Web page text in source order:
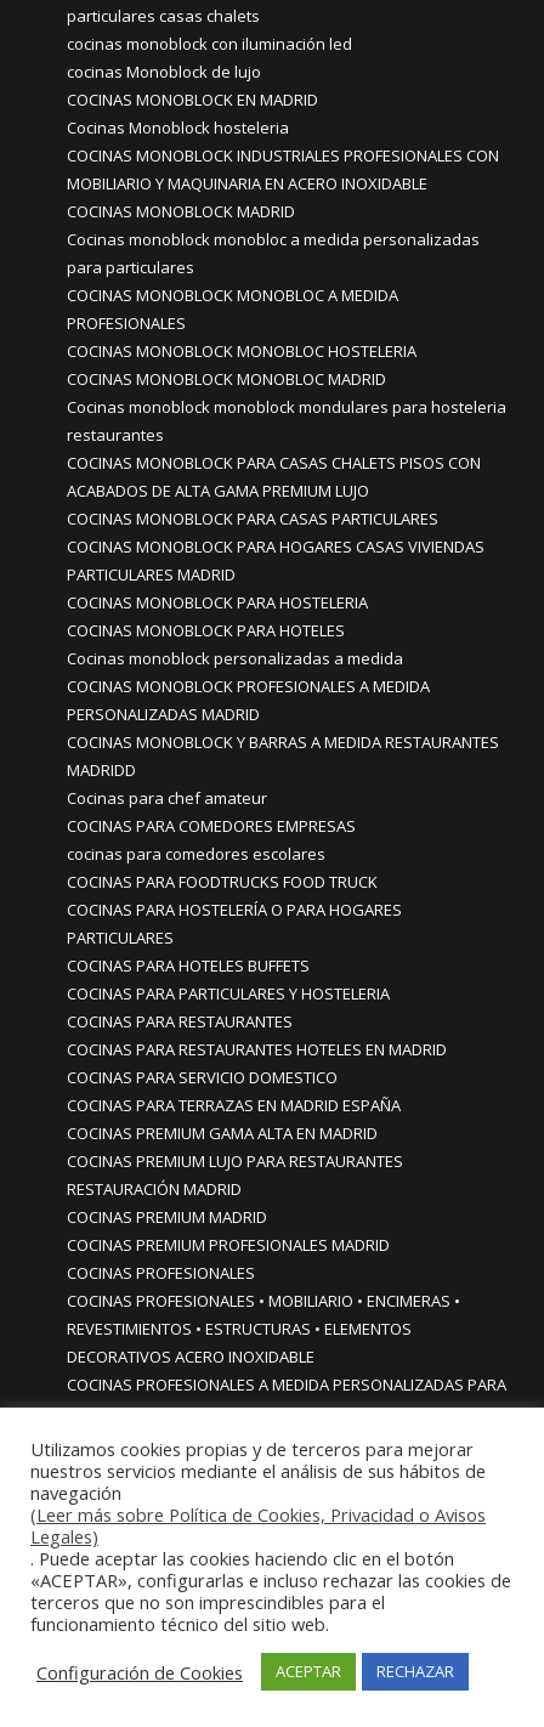
particulares casas chalets
cocinas monoblock con iluminación led
cocinas Monoblock de lujo
COCINAS MONOBLOCK EN MADRID
Cocinas Monoblock hosteleria
COCINAS MONOBLOCK INDUSTRIALES PROFESIONALES CON
MOBILIARIO Y MAQUINARIA EN ACERO INOXIDABLE
COCINAS MONOBLOCK MADRID
Cocinas monoblock monobloc a medida personalizadas
para particulares
COCINAS MONOBLOCK MONOBLOC A MEDIDA
PROFESIONALES
COCINAS MONOBLOCK MONOBLOC HOSTELERIA
COCINAS MONOBLOCK MONOBLOC MADRID
Cocinas monoblock monoblock mondulares para hosteleria
restaurantes
COCINAS MONOBLOCK PARA CASAS CHALETS PISOS CON
ACABADOS DE ALTA GAMA PREMIUM LUJO
COCINAS MONOBLOCK PARA CASAS PARTICULARES
COCINAS MONOBLOCK PARA HOGARES CASAS VIVIENDAS
PARTICULARES MADRID
COCINAS MONOBLOCK PARA HOSTELERIA
COCINAS MONOBLOCK PARA HOTELES
Cocinas monoblock personalizadas a medida
COCINAS MONOBLOCK PROFESIONALES A MEDIDA
PERSONALIZADAS MADRID
COCINAS MONOBLOCK Y BARRAS A MEDIDA RESTAURANTES
MADRIDD
Cocinas para chef amateur
COCINAS PARA COMEDORES EMPRESAS
cocinas para comedores escolares
COCINAS PARA FOODTRUCKS FOOD TRUCK
COCINAS PARA HOSTELERÍA O PARA HOGARES
PARTICULARES
COCINAS PARA HOTELES BUFFETS
COCINAS PARA PARTICULARES Y HOSTELERIA
COCINAS PARA RESTAURANTES
COCINAS PARA RESTAURANTES HOTELES EN MADRID
COCINAS PARA SERVICIO DOMESTICO
COCINAS PARA TERRAZAS EN MADRID ESPAÑA
COCINAS PREMIUM GAMA ALTA EN MADRID
COCINAS PREMIUM LUJO PARA RESTAURANTES
RESTAURACIÓN MADRID
COCINAS PREMIUM MADRID
COCINAS PREMIUM PROFESIONALES MADRID
COCINAS PROFESIONALES
COCINAS PROFESIONALES • MOBILIARIO • ENCIMERAS •
REVESTIMIENTOS • ESTRUCTURAS • ELEMENTOS
DECORATIVOS ACERO INOXIDABLE
COCINAS PROFESIONALES A MEDIDA PERSONALIZADAS PARA
PARTICULARES
COCINAS PROFESIONALES ACERO INOXIDABLE
COCINAS PROFESIONALES HORECA
COCINAS PROFESIONALES HOSTELERÍA MADRID
Cocinas profesionales industriales monoblock a medida
personalizadas
Cocinas profesionales industriales monoblock a medida
personalizadasCocinas profesionales industriales
monoblock a medida personalizadas
cocinas profesionales industriales para casas chalets
particulares urbanizaciones lujo madrid reformas cocinas
Utilizamos cookies propias y de terceros para mejorar
nuestros servicios mediante el análisis de sus hábitos de
navegación
(Leer más sobre Política de Cookies, Privacidad o Avisos
Legales)
. Puede aceptar las cookies haciendo clic en el botón
«ACEPTAR», configurarlas e incluso rechazar las cookies de
terceros que no son imprescindibles para el
funcionamiento técnico del sitio web.
Configuración de Cookies
ACEPTAR RECHAZAR